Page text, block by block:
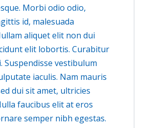
Morbi odio odio,
id, malesuada
aliquet elit non dui
elit lobortis. Curabitur
Suspendisse vestibulum
iaculis. Nam mauris
dui sit amet, ultricies
faucibus elit at eros
semper nibh egestas.